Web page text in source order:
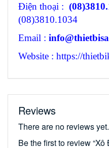
Điện thoại :
(08)3810.1034
Email :
Website : https://
Reviews
There are no reviews yet.
Be the first to review “Xô